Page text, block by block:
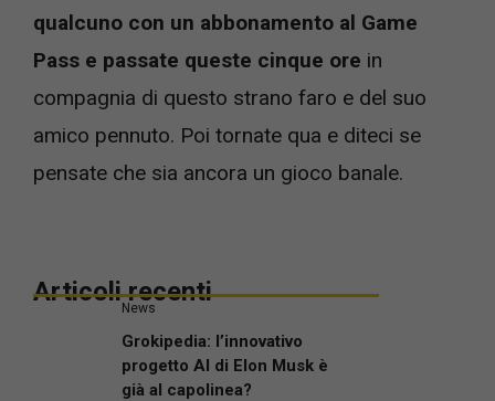
qualcuno con un abbonamento al Game
Pass e passate queste cinque ore in
compagnia di questo strano faro e del suo
amico pennuto. Poi tornate qua e diteci se
pensate che sia ancora un gioco banale.
Articoli recenti
News
Grokipedia: l’innovativo
progetto AI di Elon Musk è
già al capolinea?